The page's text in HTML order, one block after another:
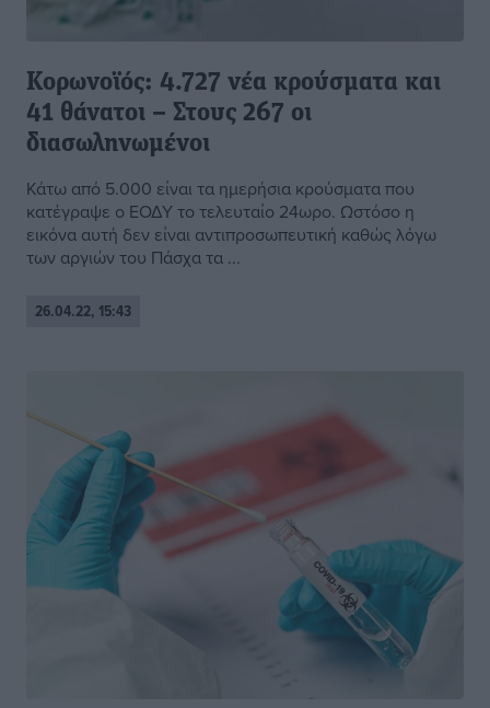
Κορωνοϊός: 4.727 νέα κρούσματα και
41 θάνατοι – Στους 267 οι
διασωληνωμένοι
Κάτω από 5.000 είναι τα ημερήσια κρούσματα που
κατέγραψε ο ΕΟΔΥ το τελευταίο 24ωρο. Ωστόσο η
εικόνα αυτή δεν είναι αντιπροσωπευτική καθώς λόγω
των αργιών του Πάσχα τα ...
26.04.22, 15:43